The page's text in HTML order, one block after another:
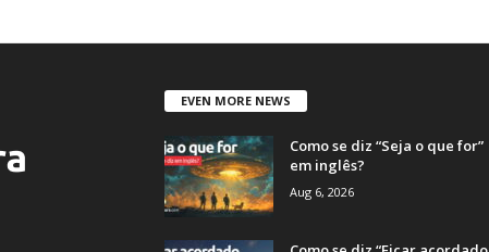
EVEN MORE NEWS
Como se diz “Seja o que for”
em inglês?
Aug 6, 2026